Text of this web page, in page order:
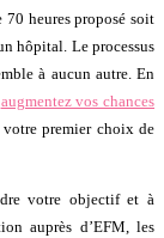
heures proposé soit
hôpital. Le processus
à aucun autre. En
augmentez vos chances
votre premier choix de
votre objectif et à
auprès d’EFM, les